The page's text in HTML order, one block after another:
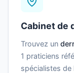
Cabinet de
Trouvez un
1 praticiens
spécialistes de